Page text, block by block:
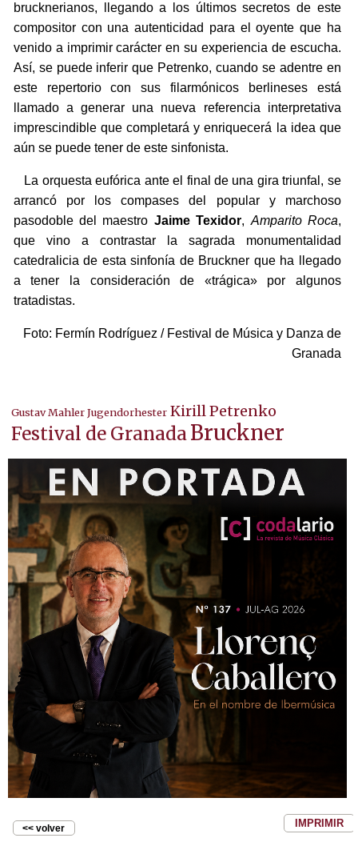
brucknerianos, llegando a los últimos secretos de este
compositor con una autenticidad para el oyente que ha
venido a imprimir carácter en su experiencia de escucha.
Así, se puede inferir que Petrenko, cuando se adentre en
este repertorio con sus filarmónicos berlineses está
llamado a generar una nueva referencia interpretativa
imprescindible que completará y enriquecerá la idea que
aún se puede tener de este sinfonista.
La orquesta eufórica ante el final de una gira triunfal, se
arrancó por los compases del popular y marchoso
pasodoble del maestro Jaime Texidor, Amparito Roca,
que vino a contrastar la sagrada monumentalidad
catedralicia de esta sinfonía de Bruckner que ha llegado
a tener la consideración de «trágica» por algunos
tratadistas.
Foto: Fermín Rodríguez / Festival de Música y Danza de
Granada
Gustav Mahler Jugendorhester Kirill Petrenko
Festival de GranadaBruckner
<< volver IMPRIMIR